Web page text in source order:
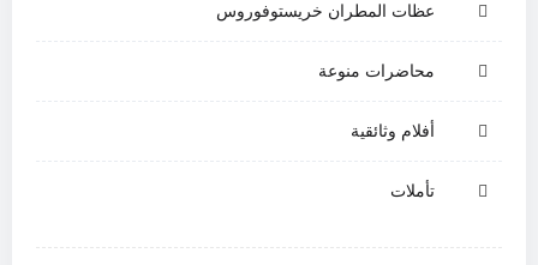
عظات المطران خريستوفوروس
محاضرات منوعة
أفلام وثائقية
تأملات